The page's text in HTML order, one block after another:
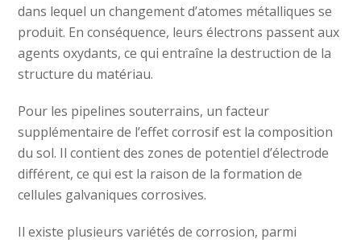
dans lequel un changement d’atomes métalliques se
produit. En conséquence, leurs électrons passent aux
agents oxydants, ce qui entraîne la destruction de la
structure du matériau.
Pour les pipelines souterrains, un facteur
supplémentaire de l’effet corrosif est la composition
du sol. Il contient des zones de potentiel d’électrode
différent, ce qui est la raison de la formation de
cellules galvaniques corrosives.
Il existe plusieurs variétés de corrosion, parmi